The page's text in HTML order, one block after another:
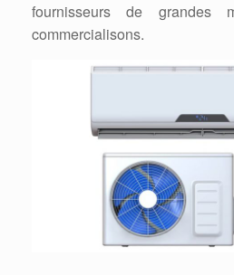
fournisseurs de grandes
commercialisons.